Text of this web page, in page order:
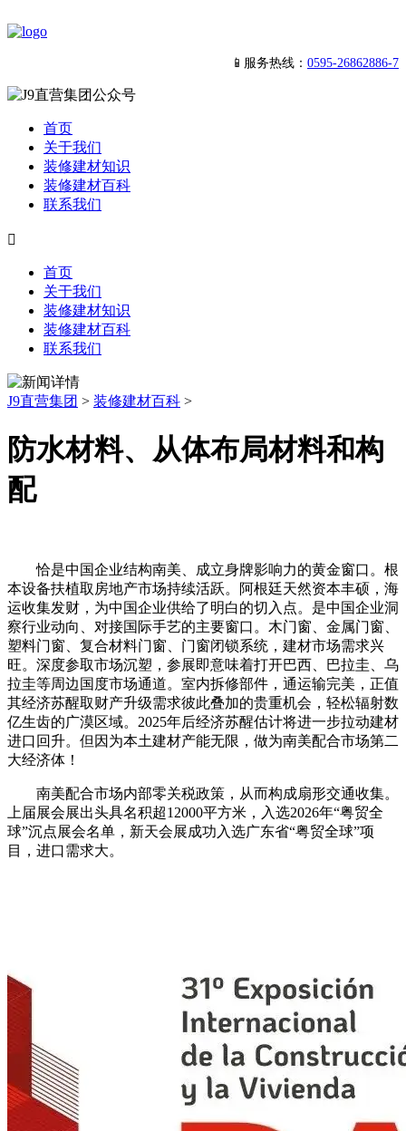
📱服务热线： 0595-26862886-7
首页
关于我们
装修建材知识
装修建材百科
联系我们

首页
关于我们
装修建材知识
装修建材百科
联系我们
J9直营集团 > 装修建材百科 >
防水材料、从体布局材料和构
配
恰是中国企业结构南美、成立身牌影响力的黄金窗口。根
本设备扶植取房地产市场持续活跃。阿根廷天然资本丰硕，海
运收集发财，为中国企业供给了明白的切入点。是中国企业洞
察行业动向、对接国际手艺的主要窗口。木门窗、金属门窗、
塑料门窗、复合材料门窗、门窗闭锁系统，建材市场需求兴
旺。深度参取市场沉塑，参展即意味着打开巴西、巴拉圭、乌
拉圭等周边国度市场通道。室内拆修部件，通运输完美，正值
其经济苏醒取财产升级需求彼此叠加的贵重机会，轻松辐射数
亿生齿的广漠区域。2025年后经济苏醒估计将进一步拉动建材
进口回升。但因为本土建材产能无限，做为南美配合市场第二
大经济体！
南美配合市场内部零关税政策，从而构成扇形交通收集。
上届展会展出头具名积超12000平方米，入选2026年“粤贸全
球”沉点展会名单，新天会展成功入选广东省“粤贸全球”项
目，进口需求大。